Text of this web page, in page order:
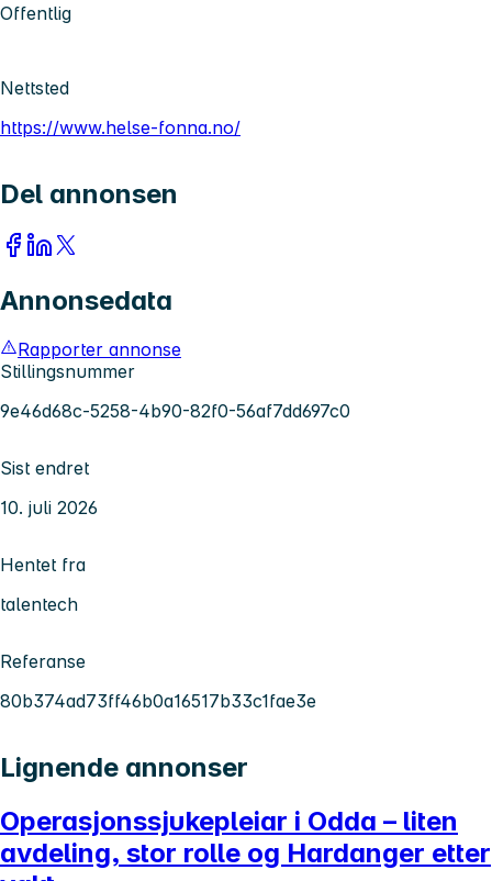
Offentlig
Nettsted
https://www.helse-fonna.no/
Del annonsen
Annonsedata
Rapporter annonse
Stillingsnummer
9e46d68c-5258-4b90-82f0-56af7dd697c0
Sist endret
10. juli 2026
Hentet fra
talentech
Referanse
80b374ad73ff46b0a16517b33c1fae3e
Lignende annonser
Operasjonssjukepleiar i Odda – liten
avdeling, stor rolle og Hardanger etter